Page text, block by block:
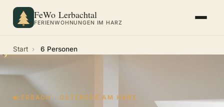
FeWo Lerbachtal
FERIENWOHNUNGEN IM HARZ
Start › 6 Personen
LERBACH · OSTERODE AM HARZ